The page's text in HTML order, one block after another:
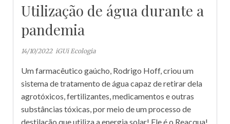
Utilização de água durante a
pandemia
14/10/2022 iGUi Ecologia
Um farmacêutico gaúcho, Rodrigo Hoff, criou um
sistema de tratamento de água capaz de retirar dela
agrotóxicos, fertilizantes, medicamentos e outras
substâncias tóxicas, por meio de um processo de
destilação que utiliza a energia solar! Ele é o Reacqua!